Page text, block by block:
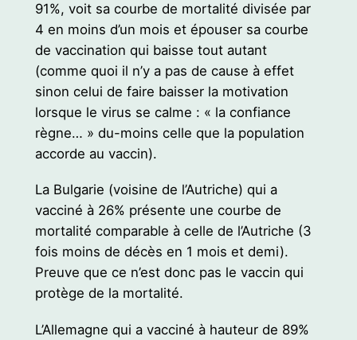
91%, voit sa courbe de mortalité divisée par
4 en moins d’un mois et épouser sa courbe
de vaccination qui baisse tout autant
(comme quoi il n’y a pas de cause à effet
sinon celui de faire baisser la motivation
lorsque le virus se calme : « la confiance
règne… » du-moins celle que la population
accorde au vaccin).
La Bulgarie (voisine de l’Autriche) qui a
vacciné à 26% présente une courbe de
mortalité comparable à celle de l’Autriche (3
fois moins de décès en 1 mois et demi).
Preuve que ce n’est donc pas le vaccin qui
protège de la mortalité.
L’Allemagne qui a vacciné à hauteur de 89%